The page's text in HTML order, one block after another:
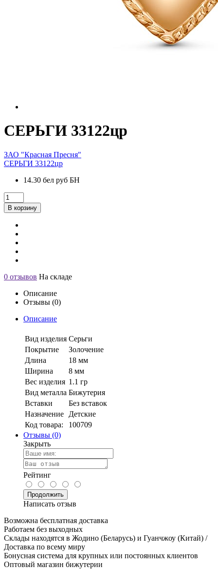
СЕРЬГИ 33122цр
ЗАО "Красная Пресня"
СЕРЬГИ 33122цр
14.30 бел руб БН
В корзину
0 отзывов На складе
Описание
Отзывы (0)
Описание
Вид изделия Серьги
Покрытие
Золочение
Длина
18 мм
Ширина
8 мм
Вес изделия 1.1 гр
Вид металла Бижутерия
Вставки
Без вставок
Назначение
Детские
Код товара:
100709
Отзывы (0)
Закрыть
Рейтинг
Продолжить
Написать отзыв
Возможна бесплатная доставка
Работаем без выходных
Склады находятся в Жодино (Беларусь) и Гуанчжоу (Китай) /
Доставка по всему миру
Бонусная система для крупных или постоянных клиентов
Оптовый магазин бижутерии